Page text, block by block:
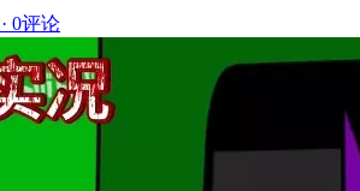
· 0评论